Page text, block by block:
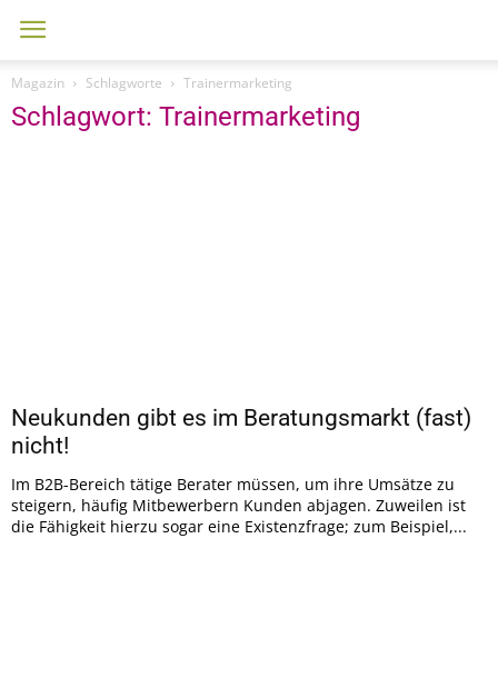
Magazin Schlagworte Trainermarketing
Schlagwort: Trainermarketing
Neukunden gibt es im Beratungsmarkt (fast)
nicht!
Im B2B-Bereich tätige Berater müssen, um ihre Umsätze zu
steigern, häufig Mitbewerbern Kunden abjagen. Zuweilen ist
die Fähigkeit hierzu sogar eine Existenzfrage; zum Beispiel,...